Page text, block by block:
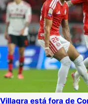
Villagra está fora de